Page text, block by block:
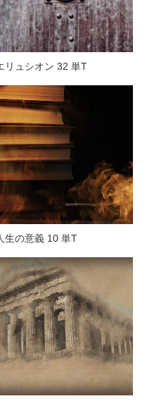
リュシオン 32 単T
生の意義 10 単T